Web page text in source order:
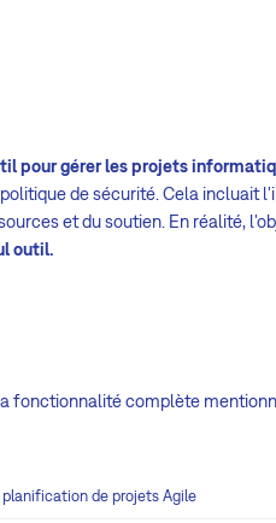
pour gérer les projets
de sécurité. Cela incluait
et du soutien. En réalité,
outil.
fonctionnalité complète
planification de projets Agile